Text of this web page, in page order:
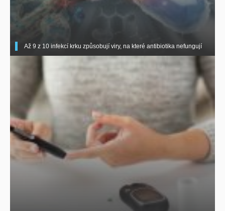
Až 9 z 10 infekcí krku způsobují viry, na které antibiotika nefungují